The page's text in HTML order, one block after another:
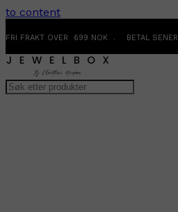
to content
FRI FRAKT OVER 699 NOK . BETAL